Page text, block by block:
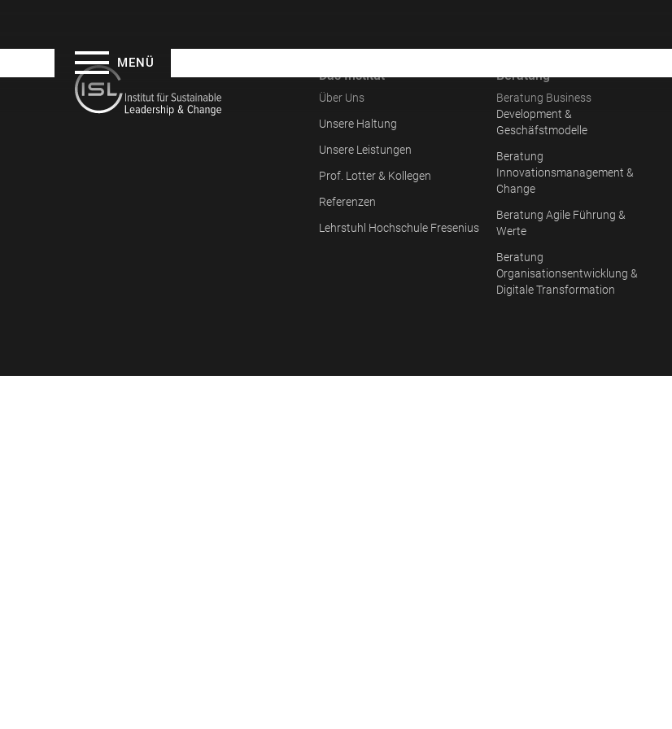
MENÜ
Das Institut
Über Uns
Unsere Haltung
Unsere Leistungen
Prof. Lotter & Kollegen
Referenzen
Lehrstuhl Hochschule Fresenius
Beratung
Beratung Business
Development &
Geschäfstmodelle
Beratung
Innovationsmanagement &
Change
Beratung Agile Führung &
Werte
Beratung
Organisationsentwicklung &
Digitale Transformation